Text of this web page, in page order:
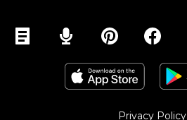
Privacy Policy